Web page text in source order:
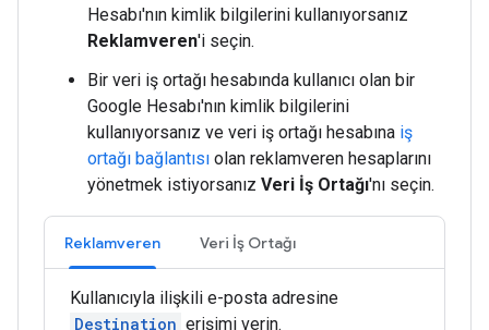
Hesabı'nın kimlik bilgilerini kullanıyorsanız
Reklamveren'i seçin.
Bir veri iş ortağı hesabında kullanıcı olan bir
Google Hesabı'nın kimlik bilgilerini
kullanıyorsanız ve veri iş ortağı hesabına iş
ortağı bağlantısı olan reklamveren hesaplarını
yönetmek istiyorsanız Veri İş Ortağı'nı seçin.
Reklamveren Veri İş Ortağı
Kullanıcıyla ilişkili e-posta adresine
Destination erişimi verin.